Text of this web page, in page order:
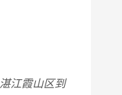
湛江霞山区到